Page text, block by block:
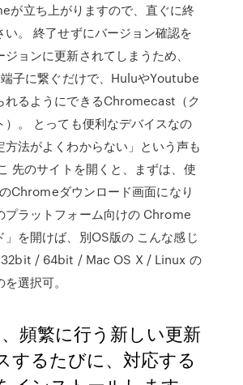
が立ち上がりますので、直ぐに終
い。 終了せずにバージョン確認を
ョンに更新されてしまうため、
子に繋ぐだけで、HuluやYoutube
れるようにできるChromecast（ク
）。 とっても便利なデバイスなの
方法がよくわからない」という声も
先のサイトを開くと、まずは、使
Chromeダウンロード画面になり
プラットフォーム向けの Chrome
」を開けば、別OS版の こんな感じ
/ 64bit / Mac OS X / Linux の
選択可。
頻繁に行う新しい更新
するたびに、対応する